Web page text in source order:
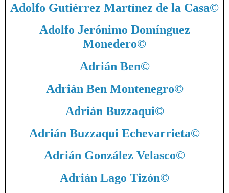
Adolfo Gutiérrez Martínez de la Casa©
Adolfo Jerónimo Domínguez
Monedero©
Adrián Ben©
Adrián Ben Montenegro©
Adrián Buzzaqui©
Adrián Buzzaqui Echevarrieta©
Adrián González Velasco©
Adrián Lago Tizón©